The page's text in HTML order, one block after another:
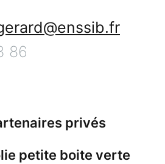
86
privés
petite boite verte